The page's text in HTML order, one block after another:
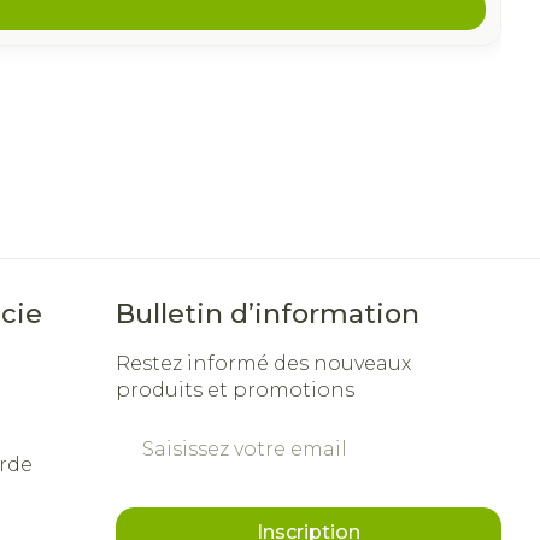
Bulletin d’information
Restez informé des nouveaux
produits et promotions
Inscription